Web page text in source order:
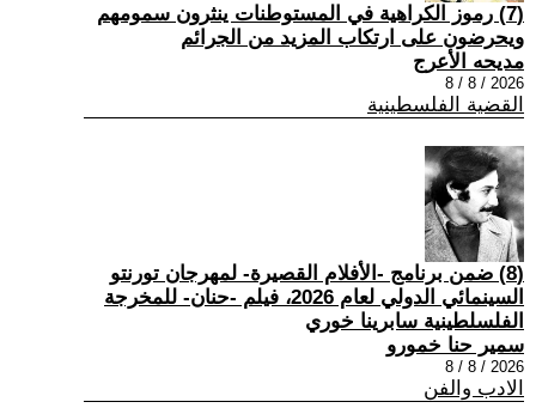
(7) رموز الكراهية في المستوطنات ينثرون سمومهم
ويحرضون على ارتكاب المزيد من الجرائم
مديحه الأعرج
2026 / 8 / 8
القضية الفلسطينية
(8) ضمن برنامج -الأفلام القصيرة- لمهرجان تورنتو
السينمائي الدولي لعام 2026، فيلم -حنان- للمخرجة
الفلسلطينية سابرينا خوري
سمير حنا خمورو
2026 / 8 / 8
الادب والفن